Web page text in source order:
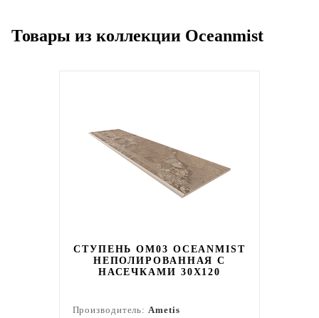
Товары из коллекции Oceanmist
СТУПЕНЬ OM03 OCEANMIST
НЕПОЛИРОВАННАЯ С
НАСЕЧКАМИ 30X120
Производитель:Ametis